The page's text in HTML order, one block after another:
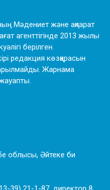
Мәдениет және ақпарат
агенттігінде 2013 жылы
берілген.
редакция көзқарасын
Жарнама
облысы, Әйтеке би